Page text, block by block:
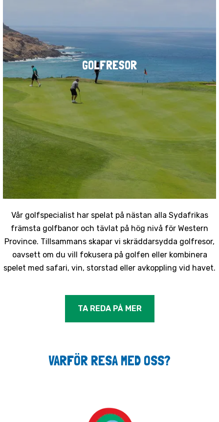
GOLFRESOR
Vår golfspecialist har spelat på nästan alla Sydafrikas
främsta golfbanor och tävlat på hög nivå för Western
Province. Tillsammans skapar vi skräddarsydda golfresor,
oavsett om du vill fokusera på golfen eller kombinera
spelet med safari, vin, storstad eller avkoppling vid havet.
TA REDA PÅ MER
VARFÖR RESA MED OSS?